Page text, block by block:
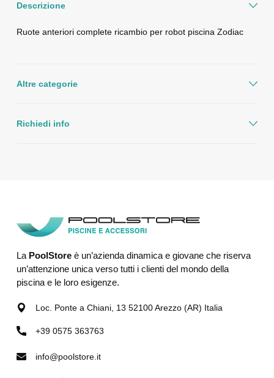
Descrizione
Ruote anteriori complete ricambio per robot piscina Zodiac
Altre categorie
Richiedi info
La PoolStoreè un’azienda dinamica e giovane che riserva
un’attenzione unica verso tutti i clienti del mondo della
piscina e le loro esigenze.
Loc. Ponte a Chiani, 13 52100 Arezzo (AR) Italia
+39 0575 363763
info@poolstore.it